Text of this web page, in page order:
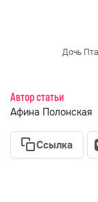
Дочь
Автор статьи
Афина Полонская
Ссылка